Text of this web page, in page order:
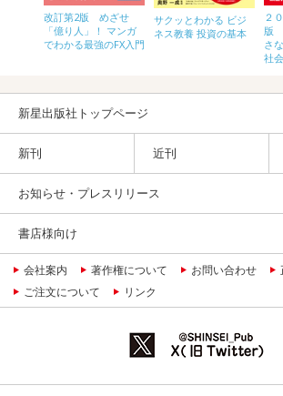
改訂第2版 めざせ
「億り人」！ マンガ
でわかる最強のFX入門
サクッとわかる ビジ
ネス教養 投資の基本
２
版
さ
社
新星出版社トップページ
新刊 近刊
お知らせ・プレスリリース
書店様向け
会社案内 著作権について お問い合わせ
ご注文について
リンク